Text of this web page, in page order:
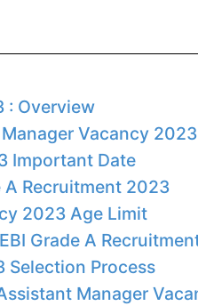
: Overview
Vacancy 2023
Important Date
A Recruitment 2023
2023 Age Limit
Grade A
Selection Process
Manager